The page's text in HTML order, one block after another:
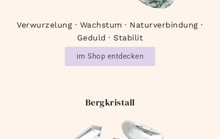
Verwurzelung · Wachstum · Naturverbindung ·
Geduld · Stabilit
im Shop entdecken
Bergkristall